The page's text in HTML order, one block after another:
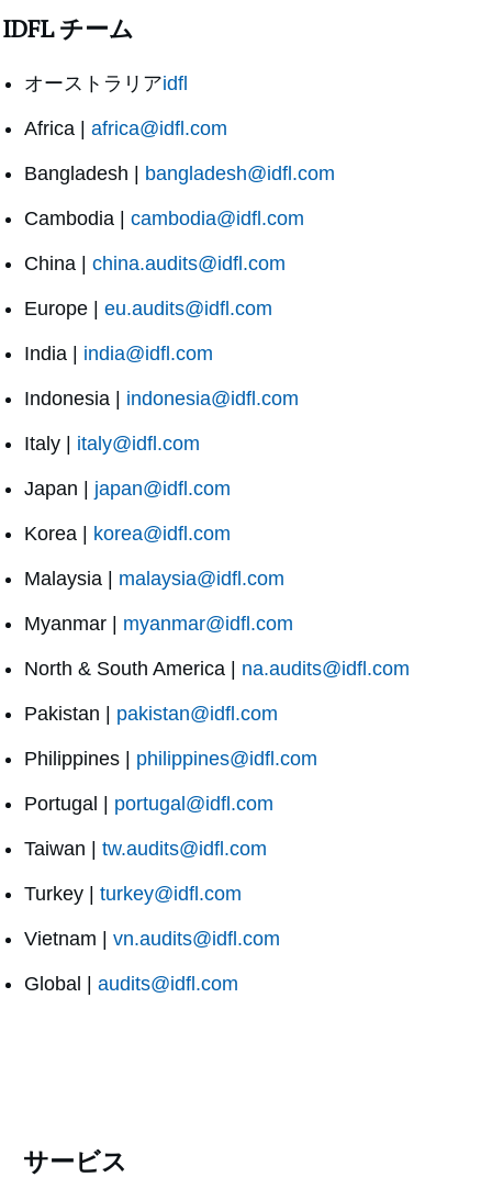
IDFL チーム
オーストラリアidfl
Africa | africa@idfl.com
Bangladesh | bangladesh@idfl.com
Cambodia | cambodia@idfl.com
China | china.audits@idfl.com
Europe | eu.audits@idfl.com
India | india@idfl.com
Indonesia | indonesia@idfl.com
Italy | italy@idfl.com
Japan | japan@idfl.com
Korea | korea@idfl.com
Malaysia | malaysia@idfl.com
Myanmar | myanmar@idfl.com
North & South America | na.audits@idfl.com
Pakistan | pakistan@idfl.com
Philippines | philippines@idfl.com
Portugal | portugal@idfl.com
Taiwan | tw.audits@idfl.com
Turkey | turkey@idfl.com
Vietnam | vn.audits@idfl.com
Global | audits@idfl.com
サービス